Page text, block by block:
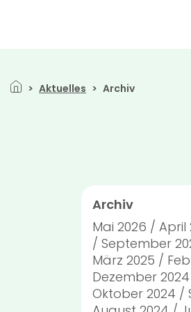
Pfadnavigation
Aktuelles Archiv
Archiv
Mai 2026
April
September
März 2025
Dezember 2024
Oktober 2024